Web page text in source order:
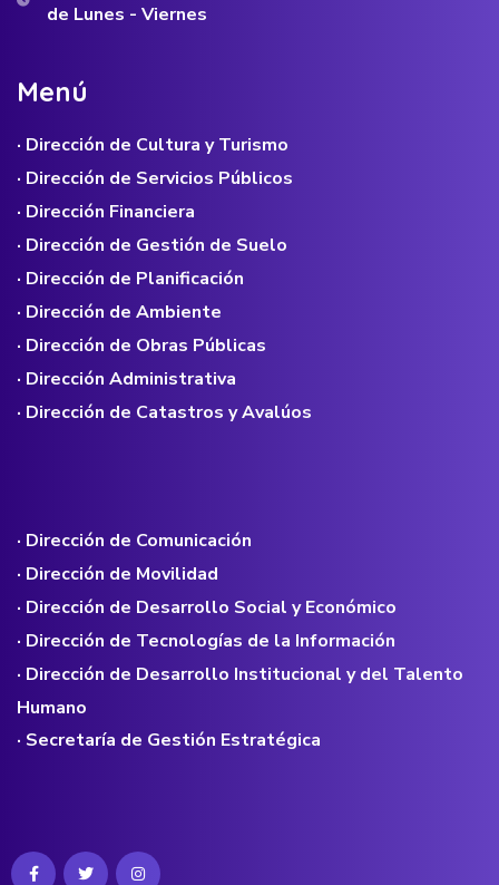
de Lunes - Viernes
Menú
· Dirección de Cultura y Turismo
· Dirección de Servicios Públicos
· Dirección Financiera
· Dirección de Gestión de Suelo
· Dirección de Planificación
· Dirección de Ambiente
· Dirección de Obras Públicas
· Dirección Administrativa
· Dirección de Catastros y Avalúos
· Dirección de Comunicación
· Dirección de Movilidad
· Dirección de Desarrollo Social y Económico
· Dirección de Tecnologías de la Información
· Dirección de Desarrollo Institucional y del Talento
Humano
· Secretaría de Gestión Estratégica